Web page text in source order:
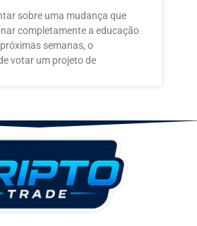
sobre uma mudança que
completamente a educação
semanas, o
votar um projeto de